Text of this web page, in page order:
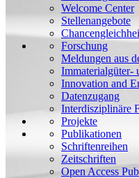
Welcome Center
Stellenangebote
Forschung
Meldungen aus
Immaterialgüter-
Innovation and
Datenzugang
Interdisziplinäre
Projekte
Publikationen
Schriftenreihen
Zeitschriften
Open Access